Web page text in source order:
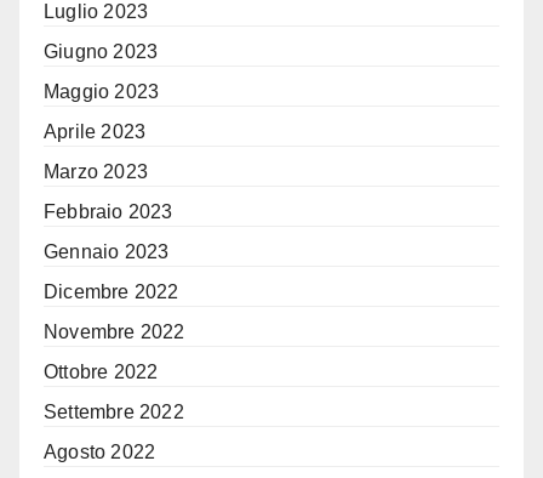
Luglio 2023
Giugno 2023
Maggio 2023
Aprile 2023
Marzo 2023
Febbraio 2023
Gennaio 2023
Dicembre 2022
Novembre 2022
Ottobre 2022
Settembre 2022
Agosto 2022